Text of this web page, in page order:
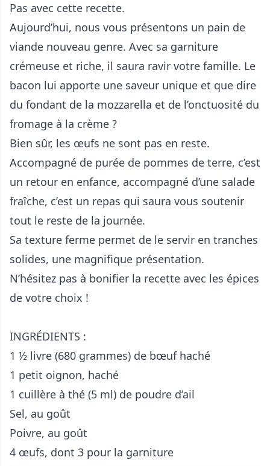
Pas avec cette recette.
Aujourd’hui, nous vous présentons un pain de
viande nouveau genre. Avec sa garniture
crémeuse et riche, il saura ravir votre famille. Le
bacon lui apporte une saveur unique et que dire
du fondant de la mozzarella et de l’onctuosité du
fromage à la crème ?
Bien sûr, les œufs ne sont pas en reste.
Accompagné de purée de pommes de terre, c’est
un retour en enfance, accompagné d’une salade
fraîche, c’est un repas qui saura vous soutenir
tout le reste de la journée.
Sa texture ferme permet de le servir en tranches
solides, une magnifique présentation.
N’hésitez pas à bonifier la recette avec les épices
de votre choix !
INGRÉDIENTS :
1 ½ livre (680 grammes) de bœuf haché
1 petit oignon, haché
1 cuillère à thé (5 ml) de poudre d’ail
Sel, au goût
Poivre, au goût
4 œufs, dont 3 pour la garniture